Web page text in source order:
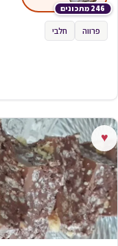
246 מתכונים
פרווה חלבי
♥